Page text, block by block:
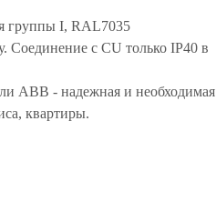
группы I, RAL7035
Соединение с CU только IP40 в
ABB - надежная и необходимая
квартиры.